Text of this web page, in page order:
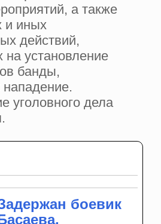
а также
и иных
действий,
на установление
банды,
уголовного дела
боевик